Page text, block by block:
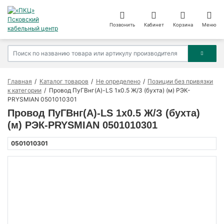
Позвонить Кабинет Корзина Меню
Главная Каталог товаров Не определено
Позиции без привязки
к категории
Провод ПуГВнг(А)-LS 1х0.5 Ж/З (бухта) (м) РЭК-
PRYSMIAN 0501010301
Провод ПуГВнг(А)-LS 1х0.5 Ж/З (бухта)
(м) РЭК-PRYSMIAN 0501010301
0501010301